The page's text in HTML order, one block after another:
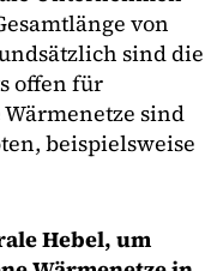
von
sind die
offen für
sind
beispielsweise
Hebel, um